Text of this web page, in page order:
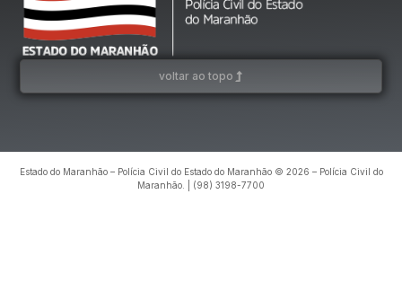
voltar ao topo
Estado do Maranhão – Polícia Civil do Estado do Maranhão © 2026 – Polícia Civil do
Maranhão. | (98) 3198-7700